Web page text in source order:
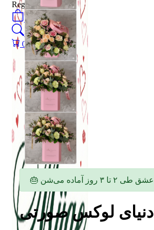
Register
0
öğeler
Search
0öğeler 0.00₺
دنیای لوکس صورتی